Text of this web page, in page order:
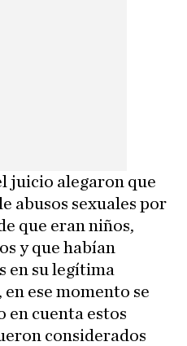
juicio alegaron que
abusos sexuales por
que eran niños,
y que habían
en su legítima
ese momento se
en cuenta estos
considerados